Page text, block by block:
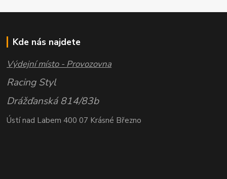
Kde nás najdete
Výdejní místo - Provozovna
Racing Styl
Drážďanská 814/83b
Ústí nad Labem 400 07 Krásné Březno